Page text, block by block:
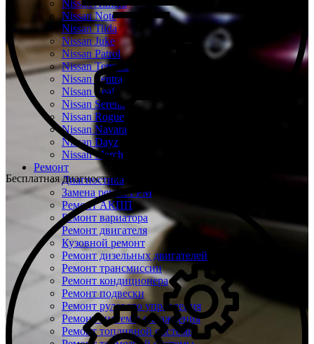
Nissan Almera
Nissan Note
Nissan Tiida
Nissan Juke
Nissan Patrol
Nissan Terrano
Nissan Sentra
Nissan Leaf
Nissan Serena
Nissan Rogue
Nissan Navara
Nissan Dayz
Nissan March
Ремонт
Диагностика
Замена ремня ГРМ
Ремонт АКПП
Ремонт вариатора
Ремонт двигателя
Кузовной ремонт
Ремонт дизельных двигателей
Ремонт трансмиссии
Ремонт кондиционера
Ремонт подвески
Ремонт рулевого управления
Ремонт системы охлаждения
Ремонт топливной системы
Бесплатная диагностика Ниссан